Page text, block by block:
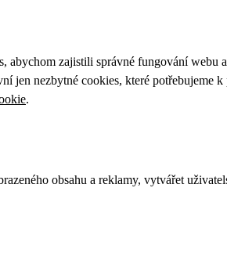
abychom zajistili správné fungování
jen nezbytné cookies, které
.
obsahu a reklamy, vytvářet